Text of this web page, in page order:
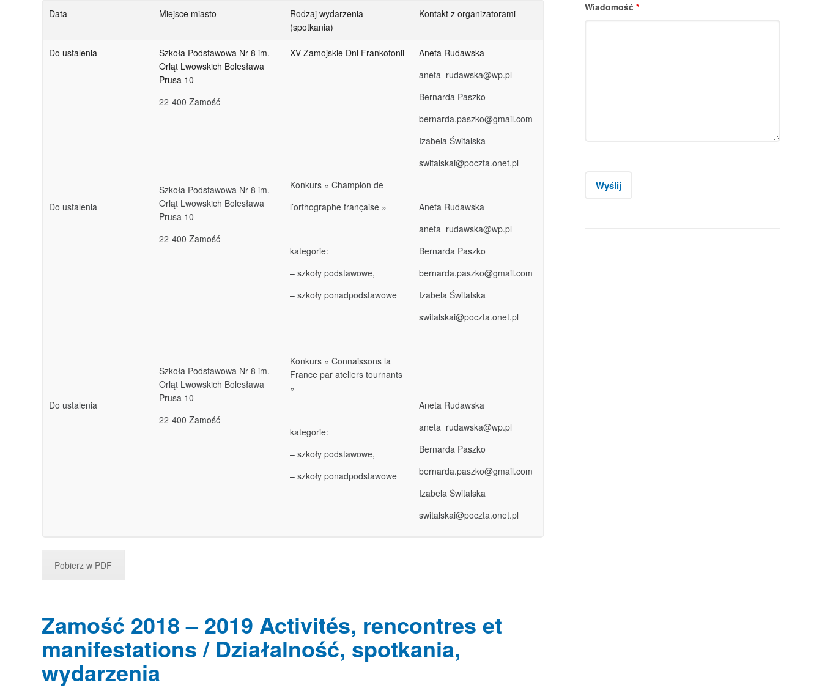
Data Miejsce miasto
Rodzaj wydarzenia
(spotkania)
Kontakt z organizatorami
Do ustalenia
Do ustalenia
Do ustalenia
Szkoła Podstawowa Nr 8 im.
Orląt Lwowskich Bolesława
Prusa 10
22-400 Zamość
Szkoła Podstawowa Nr 8 im.
Orląt Lwowskich Bolesława
Prusa 10
22-400 Zamość
Szkoła Podstawowa Nr 8 im.
Orląt Lwowskich Bolesława
Prusa 10
22-400 Zamość
XV Zamojskie Dni Frankofonii
Konkurs « Champion de
l’orthographe française »
kategorie:
– szkoły podstawowe,
– szkoły ponadpodstawowe
Konkurs « Connaissons la
France par ateliers tournants
»
kategorie:
– szkoły podstawowe,
– szkoły ponadpodstawowe
Aneta Rudawska
aneta_rudawska@wp.pl
Bernarda Paszko
bernarda.paszko@gmail.com
Izabela Świtalska
switalskai@poczta.onet.pl
Aneta Rudawska
aneta_rudawska@wp.pl
Bernarda Paszko
bernarda.paszko@gmail.com
Izabela Świtalska
switalskai@poczta.onet.pl
Aneta Rudawska
aneta_rudawska@wp.pl
Bernarda Paszko
bernarda.paszko@gmail.com
Izabela Świtalska
switalskai@poczta.onet.pl
Pobierz w PDF
Zamość 2018 – 2019 Activités, rencontres et
manifestations / Działalność, spotkania,
wydarzenia
Wiadomość*